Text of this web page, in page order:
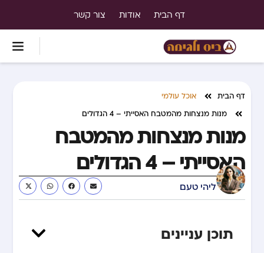
דף הבית אודות צור קשר
דף הבית
אוכל עולמי
מנות מנצחות מהמטבח האסייתי – 4 הגדולים
מנות מנצחות מהמטבח
האסייתי – 4 הגדולים
ליהי טעם
תוכן עניינים